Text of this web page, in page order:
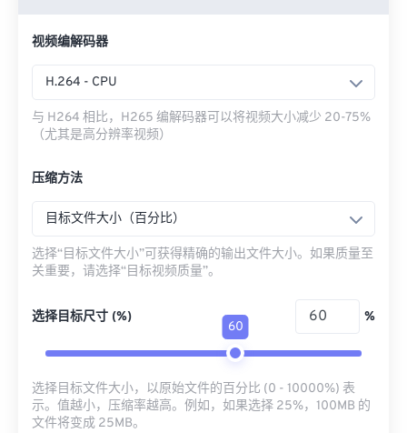
视频编解码器
H.264 - CPU
与 H264 相比，H265 编解码器可以将视频大小减少 20-75%
（尤其是高分辨率视频）
压缩方法
目标文件大小（百分比）
选择“目标文件大小”可获得精确的输出文件大小。如果质量至
关重要，请选择“目标视频质量”。
选择目标尺寸 (%) %
60
选择目标文件大小，以原始文件的百分比 (0 - 10000%) 表
示。值越小，压缩率越高。例如，如果选择 25%，100MB 的
文件将变成 25MB。